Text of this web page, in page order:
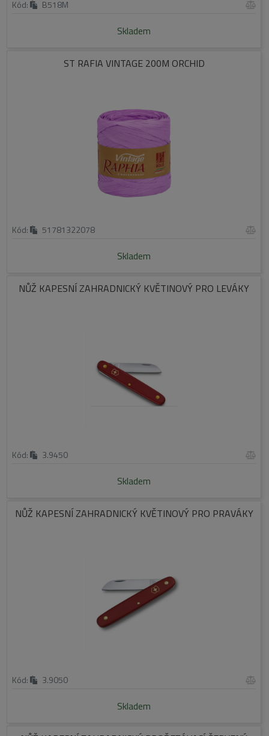
Kód: B518M
Skladem
ST RAFIA VINTAGE 200M ORCHID
Kód: 51781322078
Skladem
NŮŽ KAPESNÍ ZAHRADNICKÝ KVĚTINOVÝ PRO LEVÁKY
Kód: 3.9450
Skladem
NŮŽ KAPESNÍ ZAHRADNICKÝ KVĚTINOVÝ PRO PRAVÁKY
Kód: 3.9050
Skladem